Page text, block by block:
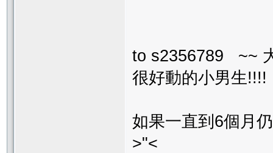
to s2356789 ~~
很好動的小男生!!!!
如果一直到6個月
>"<